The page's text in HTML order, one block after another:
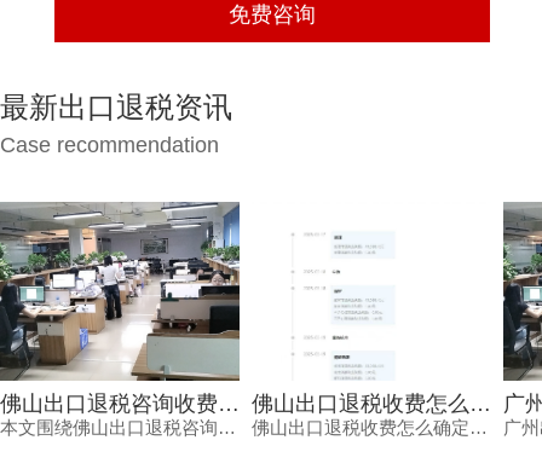
最新出口退税资讯
Case recommendation
佛山出口退税咨询收费怎么算？三个维度决定最终报价。
本文围绕佛山出口退税咨询收费的定价逻辑，结合企业是否需辅助报关申请产地证、报关单量及收入结构等维度，帮助外贸企业理解收费背后的服务价值，并给出透明报价与专业服务建议，助力企业顺畅完成退税申报。
佛山出口退税收费怎么确定？别再为糊涂账买单，内行揭秘
佛山出口退税收费怎么确定？本文从企业做账现状、机构定价逻辑、服务价值三方面展开分析，帮助外贸企业避开低价陷阱与隐性收费。鸿裕财税以透明收费、专业团队、完善服务及不成功退款承诺，为出口企业提供可靠选择。